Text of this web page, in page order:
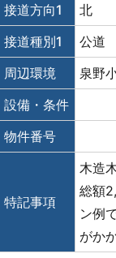
接道方向1
北
接道種別1
公道
周辺環境
泉野
設備・条件
物件番号
特記事項
木造
総額
ン例
がか